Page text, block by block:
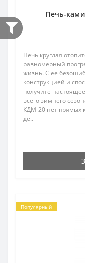
Печь-
Печь круглая
равномерный
жизнь. С ее
конструкцией и
получите
всего зимнего
КДМ-20 нет прямых
де..
Популярный